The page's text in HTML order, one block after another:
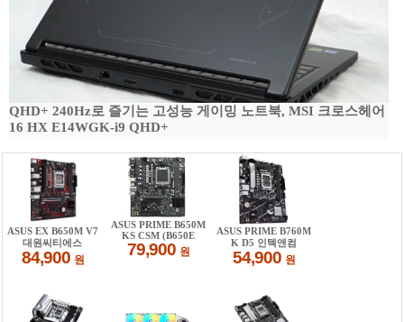
QHD+ 240Hz로 즐기는 고성능 게이밍 노트북, MSI 크로스헤어
16 HX E14WGK-i9 QHD+